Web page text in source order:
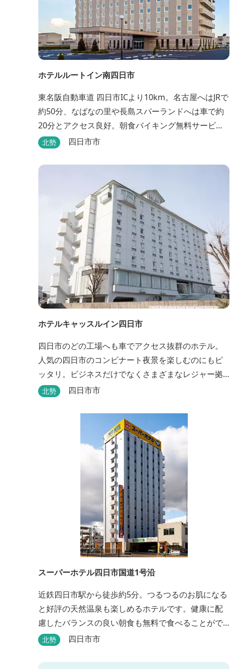
ホテルルートイン南四日市
東名阪自動車道 四日市ICより10km。名古屋へはJRで
約50分、なばなの里や長島スパーランドへは車で約
20分とアクセス良好。朝食バイキング無料サービ
ス、大浴場完備、平面駐車場169台、全室Wi-Fi完
ルライフをご提供します。
北勢 四日市市
ホテルキャッスルイン四日市
四日市のどの工場へも車でアクセス抜群のホテル。
人気の四日市のコンビナート夜景を楽しむのにもピ
ッタリ。ビジネスだけでなくさまざまなレジャー拠
点としても最適です。
北勢 四日市市
スーパーホテル四日市国道1号沿
近鉄四日市駅から徒歩約5分。つるつるのお肌になる
と好評の天然温泉も楽しめるホテルです。健康に配
慮したバランスの良い朝食も無料で食べることがで
きます。
北勢 四日市市